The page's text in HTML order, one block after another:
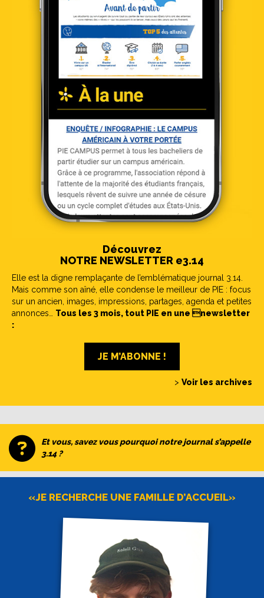
Découvrez
NOTRE NEWSLETTER e3.14
Elle est la digne remplaçante de l’emblématique journal 3.14.
Mais comme son aîné, elle condense le meilleur de PIE : focus
sur un ancien, images, impressions, partages, agenda et petites
annonces… Tous les 3 mois, tout PIE en une newsletter
:
JE M’ABONNE !
> Voir les archives
Et vous, savez vous pourquoi notre journal s’appelle
3.14 ?
«JE RECHERCHE UNE FAMILLE D’ACCUEIL»